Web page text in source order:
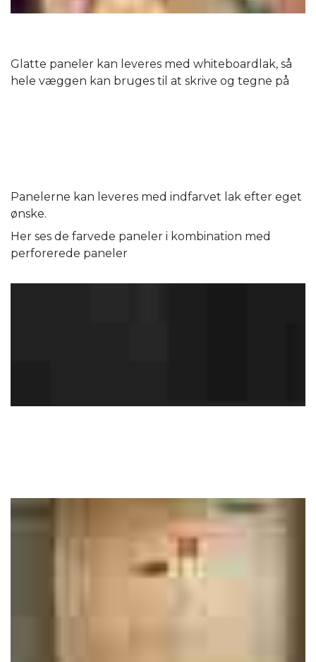
Glatte paneler kan leveres med whiteboardlak, så
hele væggen kan bruges til at skrive og tegne på
Panelerne kan leveres med indfarvet lak efter eget
ønske.
Her ses de farvede paneler i kombination med
perforerede paneler